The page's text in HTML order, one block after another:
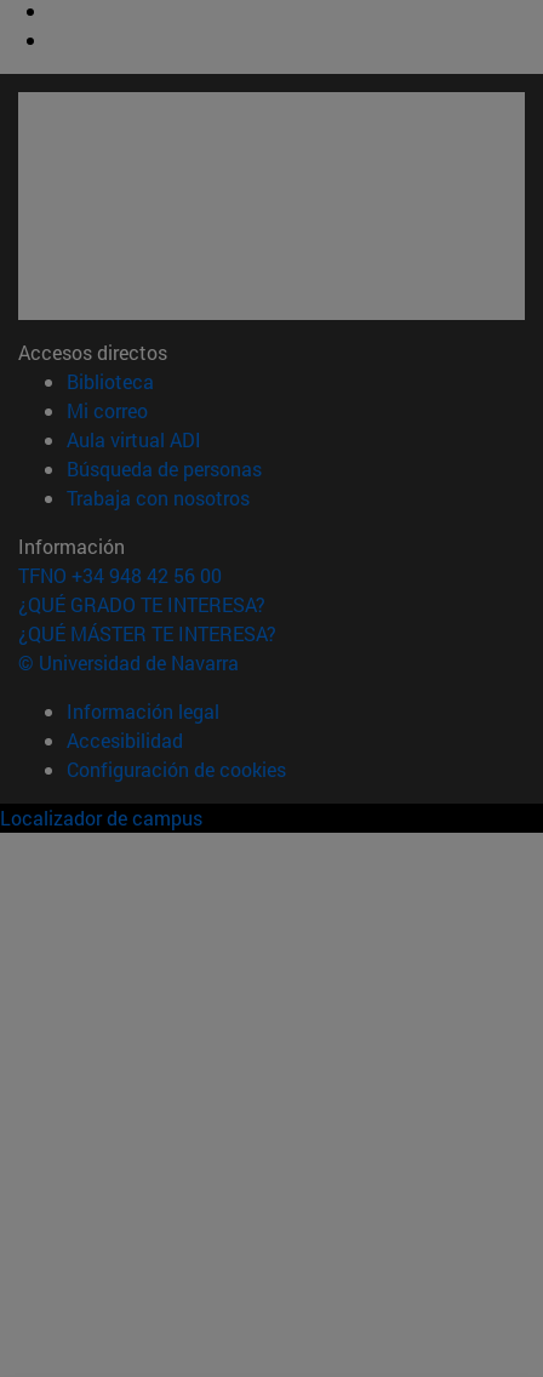
Accesos directos
Biblioteca
Mi correo(abre en nueva ventana)
Aula virtual ADI
Búsqueda de personas(abre en nueva ventana)
Trabaja con nosotros(abre en nueva ventana)
Información
TFNO +34 948 42 56 00
¿QUÉ GRADO TE INTERESA?
¿QUÉ MÁSTER TE INTERESA?
© Universidad de Navarra
Información legal
Accesibilidad
Configuración de cookies
Localizador de campus